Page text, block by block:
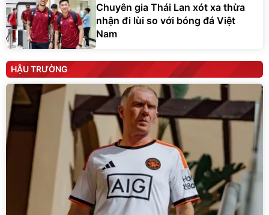
Chuyên gia Thái Lan xót xa thừa
nhận đi lùi so với bóng đá Việt
Nam
HẬU TRƯỜNG